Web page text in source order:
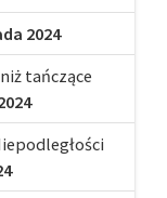
2024
tańczące